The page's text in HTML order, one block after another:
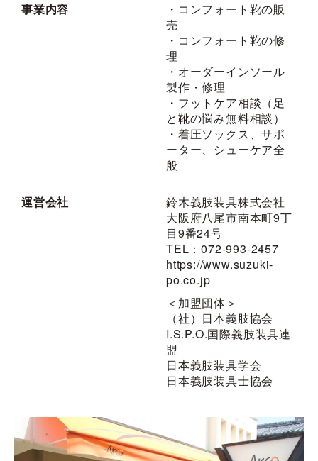
事業内容
・コンフォート靴の販
売
・コンフォート靴の修
理
・オーダーインソール
製作・修理
・フットケア相談（足
と靴の悩み無料相談）
・着圧ソックス、サポ
ーター、シューケア全
般
運営会社
鈴木義肢装具株式会社
大阪府八尾市南本町9丁
目9番24号
TEL：072-993-2457
https://www.suzuki-
po.co.jp
＜加盟団体＞
（社）日本義肢協会
I.S.P.O.国際義肢装具連
盟
日本義肢装具学会
日本義肢装具士協会